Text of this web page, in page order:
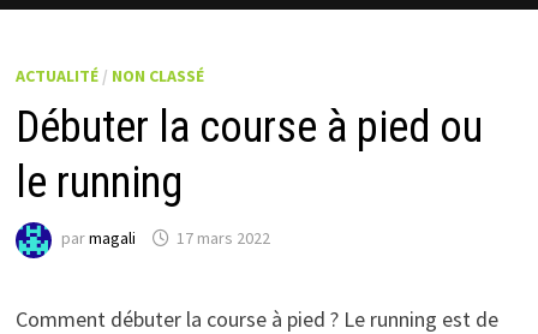
ACTUALITÉ / NON CLASSÉ
Débuter la course à pied ou
le running
parmagali 17 mars 2022
Comment débuter la course à pied ? Le running est de